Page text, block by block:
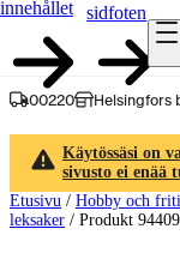
innehållet
sidfoten
00220 Helsingfors
Käytössäsi on
sivusto ei enää
Etusivu / Hobby och
leksaker / Produkt